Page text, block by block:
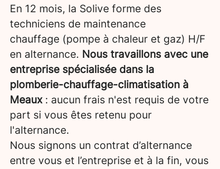
En 12 mois, la Solive forme des
techniciens de maintenance
chauffage (pompe à chaleur et gaz) H/F
en alternance. Nous travaillons avec une
entreprise spécialisée dans la
plomberie-chauffage-climatisation à
Meaux: aucun frais n'est requis de votre
part si vous êtes retenu pour
l'alternance.
Nous signons un contrat d’alternance
entre vous et l’entreprise et à la fin, vous